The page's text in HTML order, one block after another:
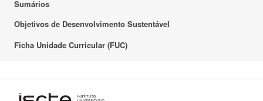
Sumários
Objetivos de Desenvolvimento Sustentável
Ficha Unidade Curricular (FUC)